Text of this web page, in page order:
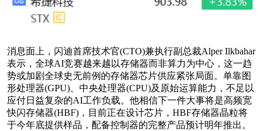
消息面上，闪迪首席技术官(CTO)兼执行副总裁Alper Ilkbahar
表示，全球AI竞赛越来越以存储器而非算力为中心，这一趋
势或加剧全球史无前例的存储器芯片供应紧张局面。单靠图
形处理器(GPU)、中央处理器(CPU)及原始运算能力，不足以
应付日益复杂的AI工作负载。他相信下一件大事将是高频宽
快闪存储器(HBF)，目前正在设计芯片，HBF存储器晶粒将
于今年底提供样品，配备控制器的完整产品预计明年推出。